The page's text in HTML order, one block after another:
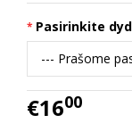
Pasirinkite
€1600